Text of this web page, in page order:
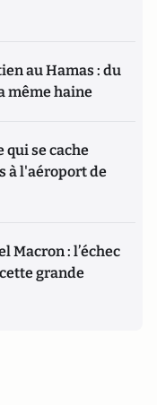
au Hamas : du
même haine
qui se cache
à l'aéroport de
Macron : l’échec
grande